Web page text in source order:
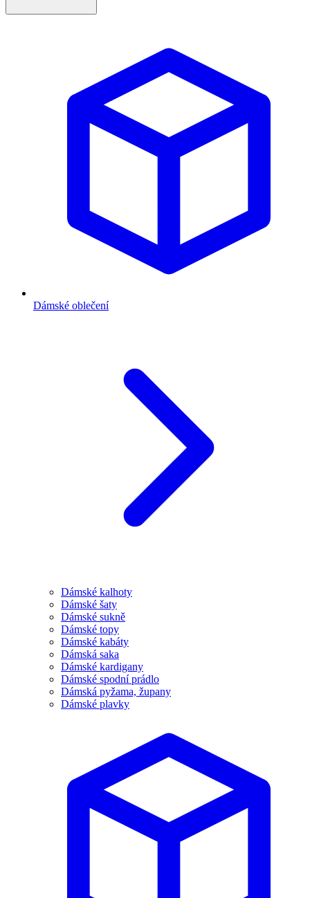
Dámské oblečení
Dámské kalhoty
Dámské šaty
Dámské sukně
Dámské topy
Dámské kabáty
Dámská saka
Dámské kardigany
Dámské spodní prádlo
Dámská pyžama, župany
Dámské plavky